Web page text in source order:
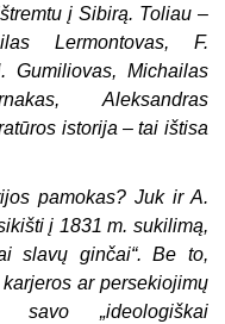
į Sibirą. Toliau –
Lermontovas, F.
Gumiliovas, Mi­chailas
Aleksandras
istorija – tai ištisa
pamokas? Juk ir A.
į 1831 m. sukilimą,
slavų ginčai“. Be to,
ar persekiojimų
savo „ideologiškai